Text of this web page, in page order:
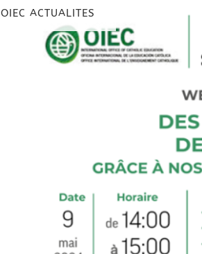
OIEC ACTUALITES